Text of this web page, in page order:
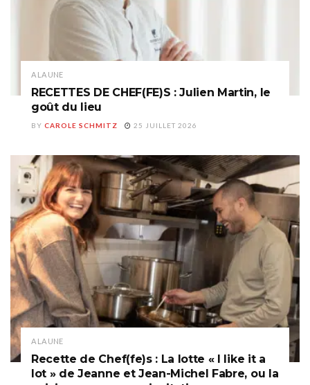
A LA UNE
RECETTES DE CHEF(FE)S : Julien Martin, le
goût du lieu
BY CAROLE SCHMITZ 25 JUILLET 2026
A LA UNE
Recette de Chef(fe)s : La lotte « I like it a
lot » de Jeanne et Jean-Michel Fabre, ou la